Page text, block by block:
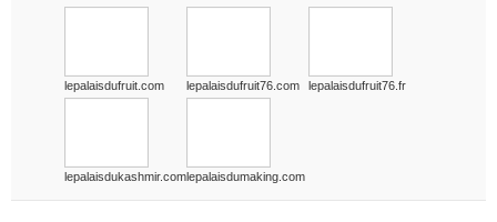
lepalaisdufruit.com lepalaisdufruit76.com lepalaisdufruit76.fr
lepalaisdukashmir.comlepalaisdumaking.com